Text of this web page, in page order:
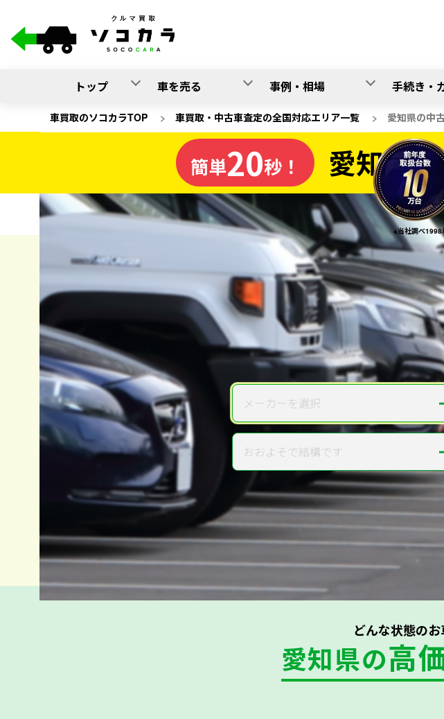
トップ 車を売る 事例・相場 手続き・
車買取のソコカラTOP > 車買取・中古車査定の全国対応エリア一覧 > 愛知県の中
愛知県の車買取なら
ソコカラの
電話か出張か、高い方の査定を提案。
だから高価買取!
※当社調べ1998
簡単20秒！ 愛知県
20秒で
無料で
ご依頼いただいた
メーカー メーカーを選択
年式 おおよそで結構です
無
どんな状態のお
愛知県の高